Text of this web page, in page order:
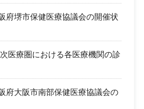
府堺市保健医療協議会の開催状
医療圏における各医療機関の診
府大阪市南部保健医療協議会の